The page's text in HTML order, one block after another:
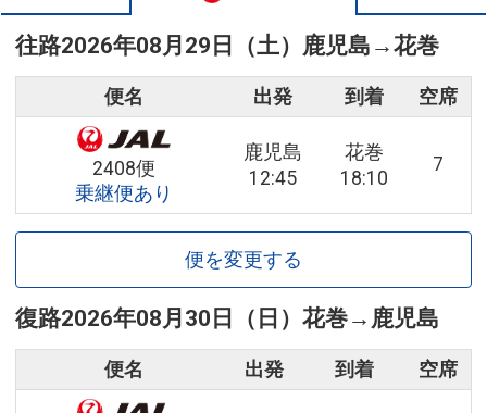
往路2026年08月29日（土） 鹿児島 →花巻
便名 出発 到着 空席
2408便
乗継便あり
鹿児島
12:45
花巻
18:10
7
便を変更する
復路2026年08月30日（日） 花巻→ 鹿児島
便名 出発 到着 空席